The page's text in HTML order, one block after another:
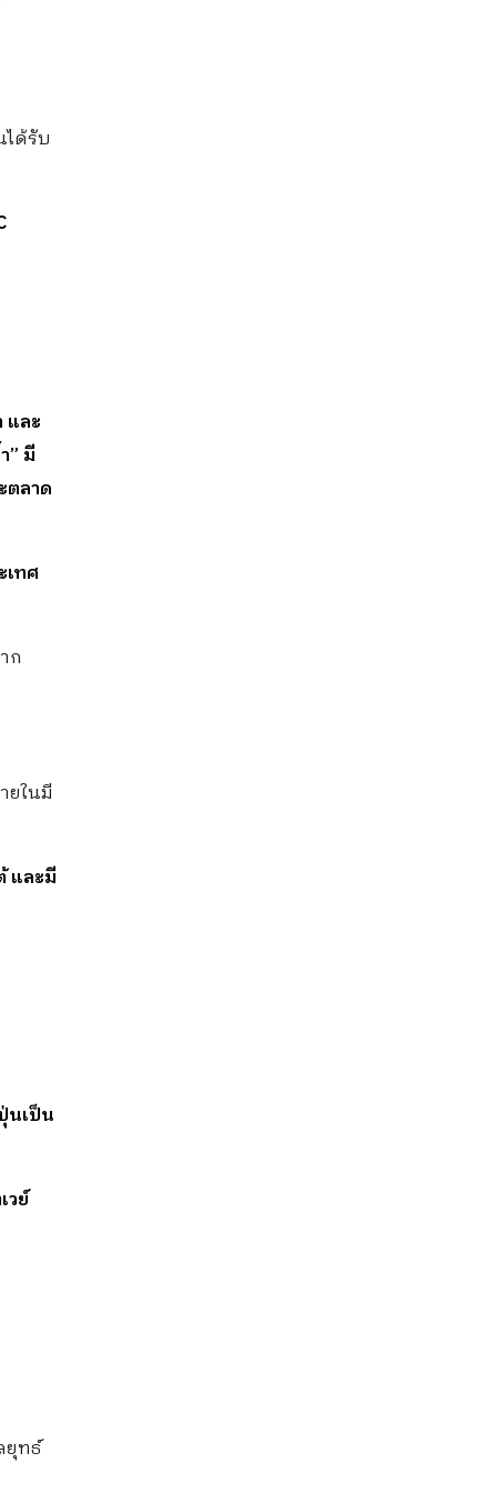
ด้รับ
และ
” มี
ตลาด
เทศ
ก
ยในมี
และมี
นเป็น
วย์
ยุทธ์